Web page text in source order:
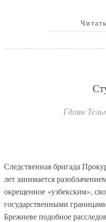
Гдлян
Следственная бригада
лет занимается
окрещенное «узбекским»,
государственными
Брежневе подобное